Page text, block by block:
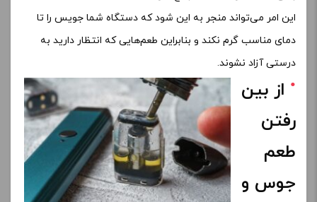
این امر می‌تواند منجر به این شود که دستگاه شما جویس را تا
دمای مناسب گرم نکند و بنابراین طعم‌هایی که انتظار دارید به
درستی آزاد نشوند.
از بین
رفتن
طعم
جوس و